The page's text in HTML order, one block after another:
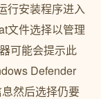
行安装程序进入
文件选择以管理
可能会提示此
Defender
然后选择仍要